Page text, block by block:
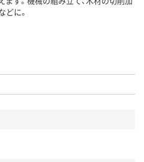
どに。